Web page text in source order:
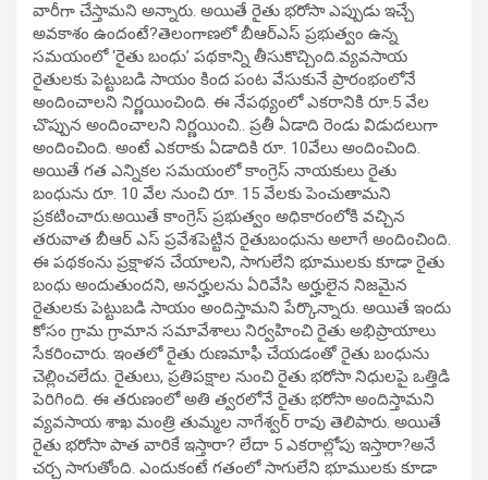
వారీగా చేస్తామని అన్నారు. అయితే రైతు భరోసా ఎప్పుడు ఇచ్చే
అవకాశం ఉందంటే?తెలంగాణలో బీఆర్ఎస్ ప్రభుత్వం ఉన్న
సమయంలో ‘రైతు బంధు’ పథకాన్ని తీసుకొచ్చింది.వ్యవసాయ
రైతులకు పెట్టుబడి సాయం కింద పంట వేసుకునే ప్రారంభంలోనే
అందించాలని నిర్ణయించింది. ఈ నేపథ్యంలో ఎకరానికి రూ.5 వేల
చొప్పున అందించాలని నిర్ణయించి.. ప్రతీ ఏడాది రెండు విడుదలుగా
అందించింది. అంటే ఎకరాకు ఏడాదికి రూ. 10వేలు అందించింది.
అయితే గత ఎన్నికల సమయంలో కాంగ్రెస్ నాయకులు రైతు
బంధును రూ. 10 వేల నుంచి రూ. 15 వేలకు పెంచుతామని
ప్రకటించారు.అయితే కాంగ్రెస్ ప్రభుత్వం అధికారంలోకి వచ్చిన
తరువాత బీఆర్ ఎస్ ప్రవేశపెట్టిన రైతుబంధును అలాగే అందించింది.
ఈ పథకంను ప్రక్షాళన చేయాలని, సాగులేని భూములకు కూడా రైతు
బంధు అందుతుందని, అనర్హులను ఏరివేసి అర్హులైన నిజమైన
రైతులకు పెట్టుబడి సాయం అందిస్తామని పేర్కొన్నారు. అయితే ఇందు
కోసం గ్రామ గ్రామాన సమావేశాలు నిర్వహించి రైతు అభిప్రాయాలు
సేకరించారు. ఇంతలో రైతు రుణమాఫీ చేయడంతో రైతు బంధును
చెల్లించలేదు. రైతులు, ప్రతిపక్షాల నుంచి రైతు భరోసా నిధులపై ఒత్తిడి
పెరిగింది. ఈ తరుణంలో అతి త్వరలోనే రైతు భరోసా అందిస్తామని
వ్యవసాయ శాఖ మంత్రి తుమ్మల నాగేశ్వర్ రావు తెలిపారు. అయితే
రైతు భరోసా పాత వారికే ఇస్తారా? లేదా 5 ఎకరాల్లోపు ఇస్తారా?అనే
చర్చ సాగుతోంది. ఎందుకంటే గతంలో సాగులేని భూములకు కూడా